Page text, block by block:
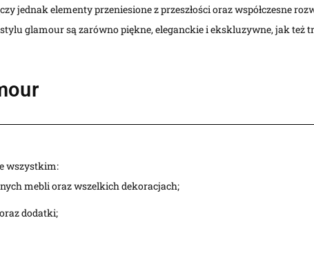
jednak elementy przeniesione z przeszłości oraz współczesne
glamour są zarówno piękne, eleganckie i ekskluzywne, jak też
wszystkim:
mebli oraz wszelkich dekoracjach;
dodatki;